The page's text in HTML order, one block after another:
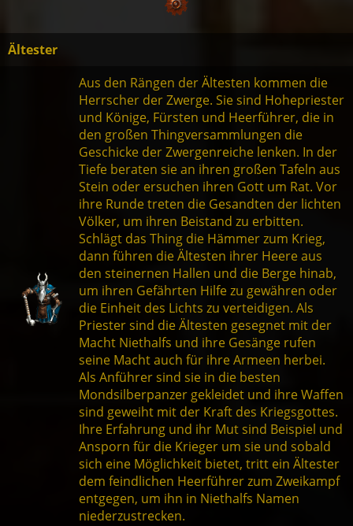
Ältester
Aus den Rängen der Ältesten kommen die
Herrscher der Zwerge. Sie sind Hohepriester
und Könige, Fürsten und Heerführer, die in
den großen Thingversammlungen die
Geschicke der Zwergenreiche lenken. In der
Tiefe beraten sie an ihren großen Tafeln aus
Stein oder ersuchen ihren Gott um Rat. Vor
ihre Runde treten die Gesandten der lichten
Völker, um ihren Beistand zu erbitten.
Schlägt das Thing die Hämmer zum Krieg,
dann führen die Ältesten ihrer Heere aus
den steinernen Hallen und die Berge hinab,
um ihren Gefährten Hilfe zu gewähren oder
die Einheit des Lichts zu verteidigen. Als
Priester sind die Ältesten gesegnet mit der
Macht Niethalfs und ihre Gesänge rufen
seine Macht auch für ihre Armeen herbei.
Als Anführer sind sie in die besten
Mondsilberpanzer gekleidet und ihre Waffen
sind geweiht mit der Kraft des Kriegsgottes.
Ihre Erfahrung und ihr Mut sind Beispiel und
Ansporn für die Krieger um sie und sobald
sich eine Möglichkeit bietet, tritt ein Ältester
dem feindlichen Heerführer zum Zweikampf
entgegen, um ihn in Niethalfs Namen
niederzustrecken.